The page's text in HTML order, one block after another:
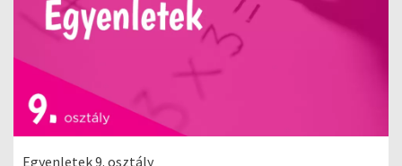
Egyenletek 9. osztály